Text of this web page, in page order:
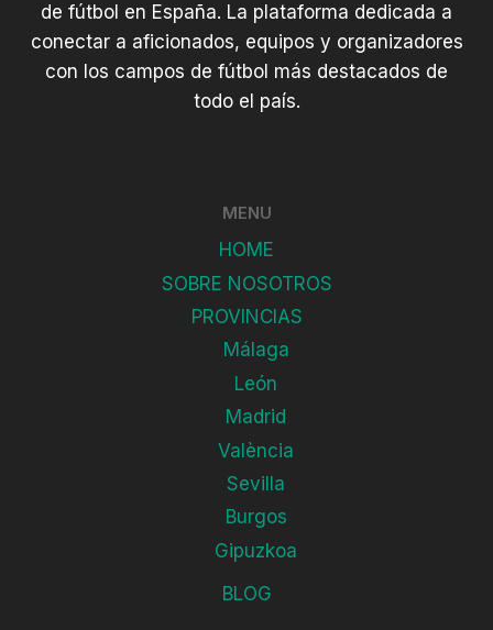
de fútbol en España. La plataforma dedicada a
conectar a aficionados, equipos y organizadores
con los campos de fútbol más destacados de
todo el país.
MENU
HOME
SOBRE NOSOTROS
PROVINCIAS
Málaga
León
Madrid
València
Sevilla
Burgos
Gipuzkoa
BLOG